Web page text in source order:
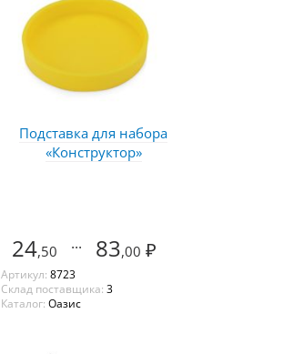
Подставка для набора
«Конструктор»
24,50 ... 83,00 ₽
Артикул: 8723
Склад поставщика: 3
Каталог: Оазис